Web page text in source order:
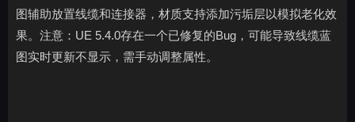
图辅助放置线缆和连接器，材质支持添加污垢层以模拟老化效
果。注意：UE 5.4.0存在一个已修复的Bug，可能导致线缆蓝
图实时更新不显示，需手动调整属性。